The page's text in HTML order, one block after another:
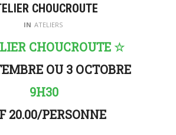
CHOUCROUTE
IN ATELIERS
CHOUCROUTE ☆
OU 3 OCTOBRE
9H30
20.00/PERSONNE